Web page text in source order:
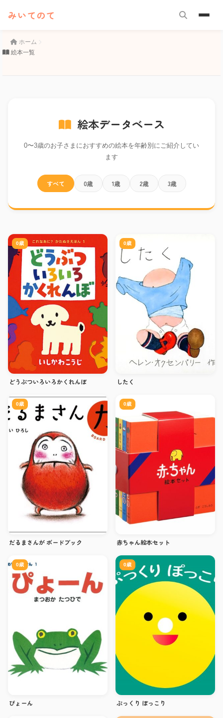
みいてのて
ホーム
絵本一覧
絵本データベース
0〜3歳のお子さまにおすすめの絵本を年齢別にご紹介してい
ます
すべて 0歳 1歳 2歳 3歳
0歳
どうぶついろいろかくれんぼ
0歳
したく
0歳
だるまさんが ボードブック
0歳
赤ちゃん絵本セット
0歳
ぴょーん
0歳
ぷっくり ぽっこり